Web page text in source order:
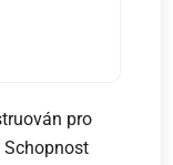
pro
Schopnost